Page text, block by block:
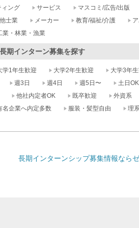
ィング サービス マスコミ/広告/出版
士業
メーカー 教育/福祉/介護
業・林業・漁業
期インターン募集を探す
学1年生歓迎 大学2年生歓迎 大学3年
週3日 週4日 週5日〜 土日OK
他社内定者OK 既卒歓迎 外資系
名企業へ内定多数 服装・髪型自由 理
長期インターンシップ募集情報なら